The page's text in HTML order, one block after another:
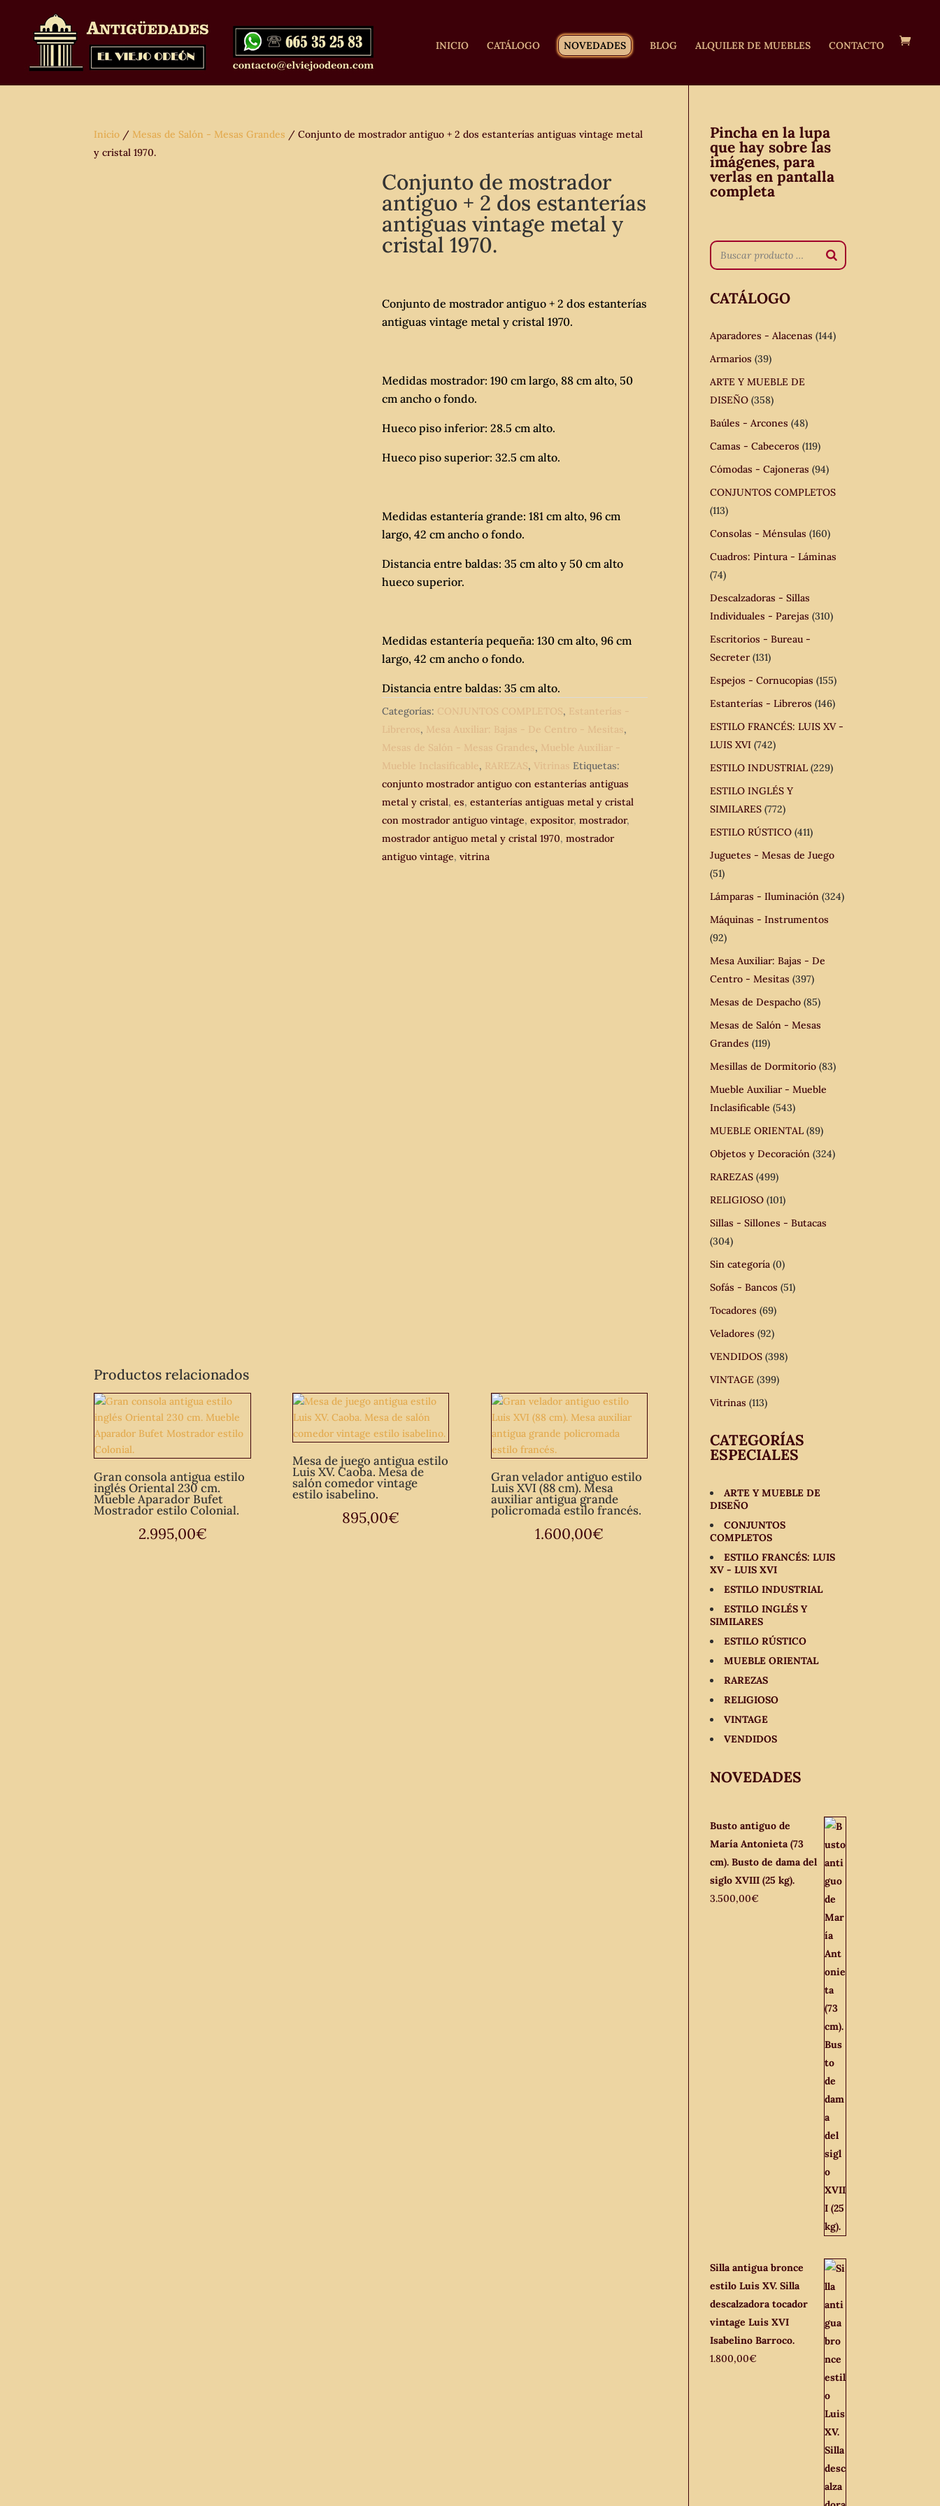
INICIO CATÁLOGO NOVEDADES BLOG ALQUILER DE MUEBLES CONTACTO
Inicio / Mesas de Salón - Mesas Grandes / Conjunto de mostrador antiguo + 2 dos estanterías antiguas vintage metal
y cristal 1970.
Conjunto de mostrador
antiguo + 2 dos estanterías
antiguas vintage metal y
cristal 1970.
Conjunto de mostrador antiguo + 2 dos estanterías
antiguas vintage metal y cristal 1970.
Medidas mostrador: 190 cm largo, 88 cm alto, 50
cm ancho o fondo.
Hueco piso inferior: 28.5 cm alto.
Hueco piso superior: 32.5 cm alto.
Medidas estantería grande: 181 cm alto, 96 cm
largo, 42 cm ancho o fondo.
Distancia entre baldas: 35 cm alto y 50 cm alto
hueco superior.
Medidas estantería pequeña: 130 cm alto, 96 cm
largo, 42 cm ancho o fondo.
Distancia entre baldas: 35 cm alto.
Categorías: CONJUNTOS COMPLETOS, Estanterías -
Libreros, Mesa Auxiliar: Bajas - De Centro - Mesitas,
Mesas de Salón - Mesas Grandes, Mueble Auxiliar -
Mueble Inclasificable, RAREZAS, Vitrinas Etiquetas:
conjunto mostrador antiguo con estanterías antiguas
metal y cristal,es,estanterías antiguas metal y cristal
con mostrador antiguo vintage,expositor,mostrador,
mostrador antiguo metal y cristal 1970,mostrador
antiguo vintage,vitrina
Productos relacionados
Gran consola antigua estilo
inglés Oriental 230 cm.
Mueble Aparador Bufet
Mostrador estilo Colonial.
2.995,00€
Mesa de juego antigua estilo
Luis XV. Caoba. Mesa de
salón comedor vintage
estilo isabelino.
895,00€
Gran velador antiguo estilo
Luis XVI (88 cm). Mesa
auxiliar antigua grande
policromada estilo francés.
1.600,00€
Pincha en la lupa
que hay sobre las
imágenes, para
verlas en pantalla
completa
CATÁLOGO
Aparadores - Alacenas (144)
Armarios (39)
ARTE Y MUEBLE DE
DISEÑO (358)
Baúles - Arcones (48)
Camas - Cabeceros (119)
Cómodas - Cajoneras (94)
CONJUNTOS COMPLETOS
(113)
Consolas - Ménsulas (160)
Cuadros: Pintura - Láminas
(74)
Descalzadoras - Sillas
Individuales - Parejas (310)
Escritorios - Bureau -
Secreter (131)
Espejos - Cornucopias (155)
Estanterías - Libreros (146)
ESTILO FRANCÉS: LUIS XV -
LUIS XVI (742)
ESTILO INDUSTRIAL (229)
ESTILO INGLÉS Y
SIMILARES (772)
ESTILO RÚSTICO (411)
Juguetes - Mesas de Juego
(51)
Lámparas - Iluminación (324)
Máquinas - Instrumentos
(92)
Mesa Auxiliar: Bajas - De
Centro - Mesitas (397)
Mesas de Despacho (85)
Mesas de Salón - Mesas
Grandes (119)
Mesillas de Dormitorio (83)
Mueble Auxiliar - Mueble
Inclasificable (543)
MUEBLE ORIENTAL (89)
Objetos y Decoración (324)
RAREZAS (499)
RELIGIOSO (101)
Sillas - Sillones - Butacas
(304)
Sin categoría (0)
Sofás - Bancos (51)
Tocadores (69)
Veladores (92)
VENDIDOS (398)
VINTAGE (399)
Vitrinas (113)
CATEGORÍAS
ESPECIALES
ARTE Y MUEBLE DE
DISEÑO
CONJUNTOS
COMPLETOS
ESTILO FRANCÉS: LUIS
XV - LUIS XVI
ESTILO INDUSTRIAL
ESTILO INGLÉS Y
SIMILARES
ESTILO RÚSTICO
MUEBLE ORIENTAL
RAREZAS
RELIGIOSO
VINTAGE
VENDIDOS
NOVEDADES
Busto antiguo de
María Antonieta (73
cm). Busto de dama del
siglo XVIII (25 kg).
3.500,00€
Silla antigua bronce
estilo Luis XV. Silla
descalzadora tocador
vintage Luis XVI
Isabelino Barroco.
1.800,00€